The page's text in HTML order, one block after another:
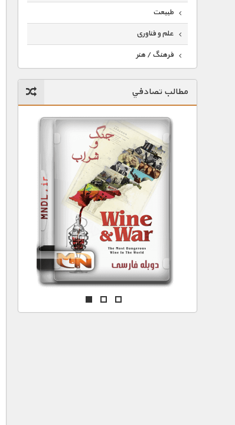
طبیعت
علم و فناوری
فرهنگ / هنر
گردشگری
ماورایی
مسابقات / ورزشی
مستند های اختصاصی
مطالب تصادفي